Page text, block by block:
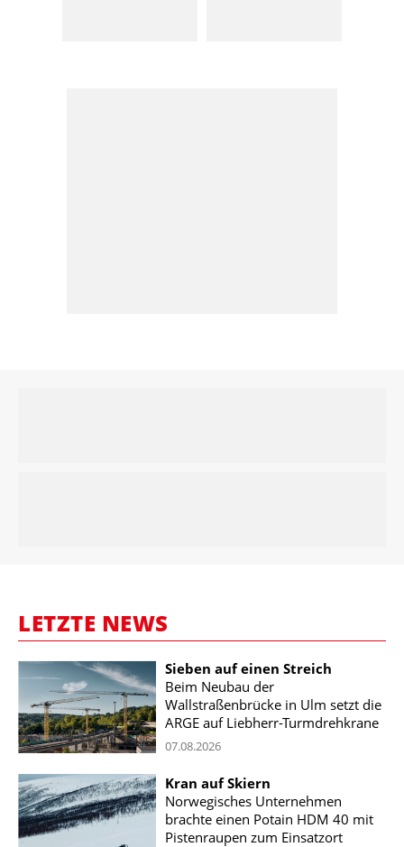
LETZTE NEWS
Sieben auf einen Streich
Beim Neubau der
Wallstraßenbrücke in Ulm setzt die
ARGE auf Liebherr-Turmdrehkrane
07.08.2026
Kran auf Skiern
Norwegisches Unternehmen
brachte einen Potain HDM 40 mit
Pistenraupen zum Einsatzort